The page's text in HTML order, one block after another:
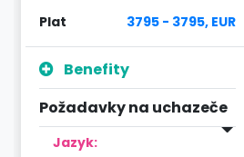
Plat 3795 - 3795, EUR
Benefity
Požadavky na uchazeče
Jazyk: